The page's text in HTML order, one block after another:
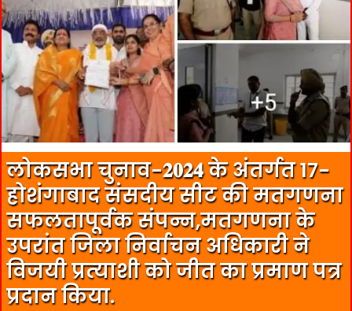
लोकसभा चुनाव-𝟐𝟎𝟐𝟒 के अंतर्गत 17-
होशंगाबाद संसदीय सीट की मतगणना
सफलतापूर्वक संपन्न,मतगणना के
उपरांत जिला निर्वाचन अधिकारी ने
विजयी प्रत्‍याशी को जीत का प्रमाण पत्र
प्रदान किया.